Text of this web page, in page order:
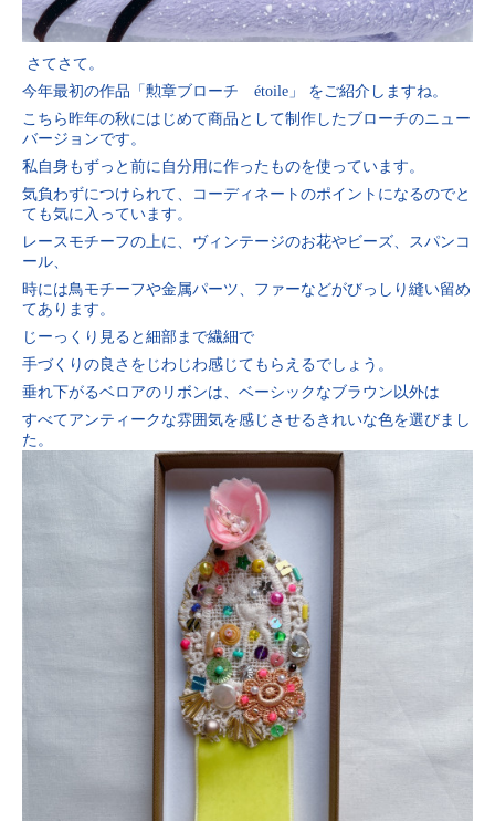
さてさて。
今年最初の作品「勲章ブローチ étoile」 をご紹介しますね。
こちら昨年の秋にはじめて商品として制作したブローチのニュー
バージョンです。
私自身もずっと前に自分用に作ったものを使っています。
気負わずにつけられて、コーディネートのポイントになるのでと
ても気に入っています。
レースモチーフの上に、ヴィンテージのお花やビーズ、スパンコ
ール、
時には鳥モチーフや金属パーツ、ファーなどがびっしり縫い留め
てあります。
じーっくり見ると細部まで繊細で
手づくりの良さをじわじわ感じてもらえるでしょう。
垂れ下がるベロアのリボンは、ベーシックなブラウン以外は
すべてアンティークな雰囲気を感じさせるきれいな色を選びまし
た。